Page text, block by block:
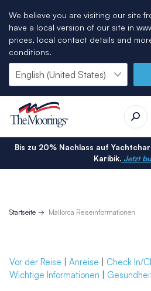
We believe you are visiting our site
have a local version of our site in
prices, local contact details and
conditions.
Bis zu 20% Nachlass auf
Karibik.Jetzt
Startseite Mallorca Reiseinformationen
Vor der Reise Anreise Check In/
Wichtige Informationen